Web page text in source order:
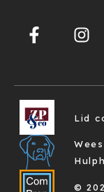
Lid
©